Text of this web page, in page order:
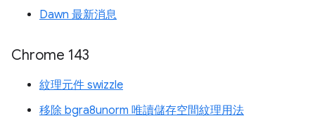
Dawn 最新消息
Chrome 143
紋理元件 swizzle
移除 bgra8unorm 唯讀儲存空間紋理用法